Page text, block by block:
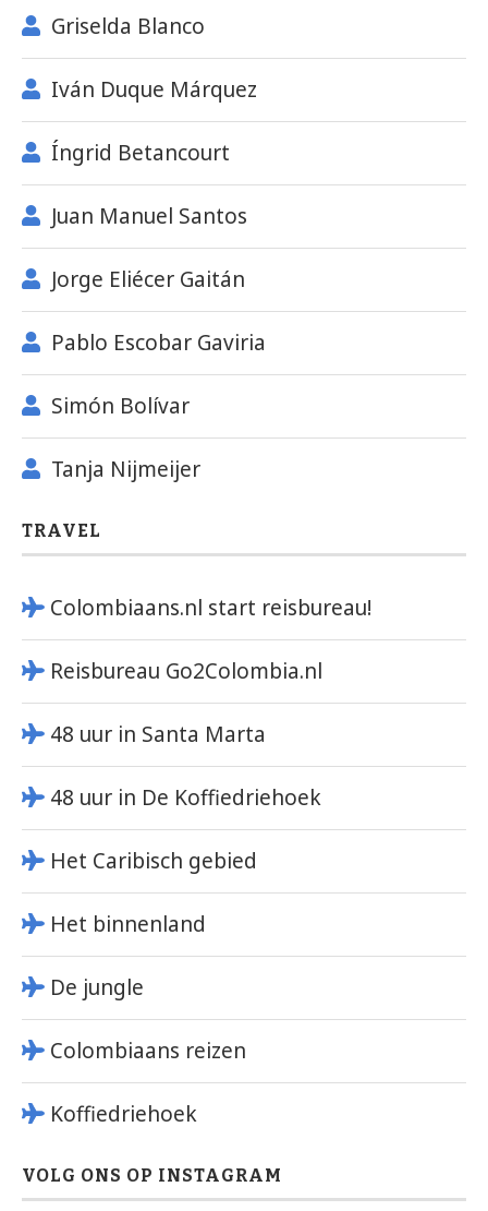
Griselda Blanco
Iván Duque Márquez
Íngrid Betancourt
Juan Manuel Santos
Jorge Eliécer Gaitán
Pablo Escobar Gaviria
Simón Bolívar
Tanja Nijmeijer
TRAVEL
Colombiaans.nl start reisbureau!
Reisbureau Go2Colombia.nl
48 uur in Santa Marta
48 uur in De Koffiedriehoek
Het Caribisch gebied
Het binnenland
De jungle
Colombiaans reizen
Koffiedriehoek
VOLG ONS OP INSTAGRAM